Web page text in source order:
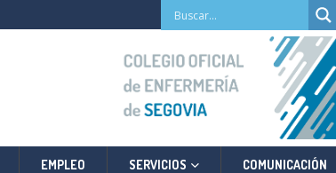
EMPLEO SERVICIOS COMUNICACIÓN